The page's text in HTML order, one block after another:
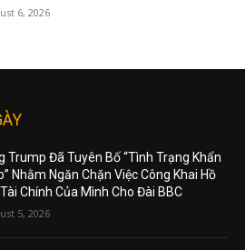
6, 2026
Trump Đã Tuyên Bố “Tình Trạng Khẩn
Nhằm Ngăn Chặn Việc Công Khai Hồ
Chính Của Mình Cho Đài BBC
5, 2026